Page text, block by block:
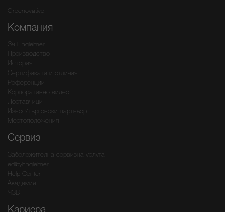
Greenovative
Компания
За Hagleitner
Производство
История
Сертификати и отличия
Референции
Корпоративно видео
Доставчици
Износ/търговски партньор
Местоположения
Сервиз
Забележителна сервизна услуга
edibyhagleitner
Help Center
Академия
ЧЗВ
Кариера